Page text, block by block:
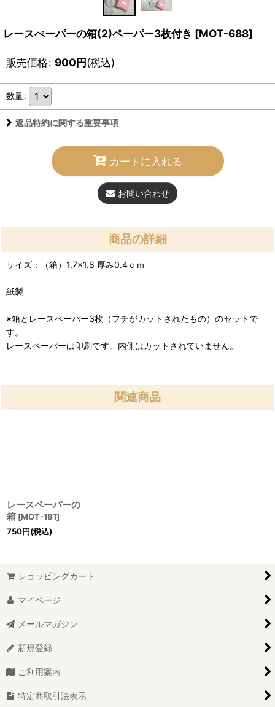
レースぺーパーの箱(2)ペーパー3枚付き [MOT-688]
販売価格: 900円(税込)
数量:
返品特約に関する重要事項
カートに入れる
お問い合わせ
商品の詳細
サイズ：（箱）1.7×1.8 厚み0.4ｃｍ
紙製
※箱とレースペーパー3枚（フチがカットされたもの）のセットで
す。
レースペーパーは印刷です。内側はカットされていません。
関連商品
レースペーパーの
箱 [MOT-181]
750円(税込)
ショッピングカート
マイページ
メールマガジン
新規登録
ご利用案内
特定商取引法表示